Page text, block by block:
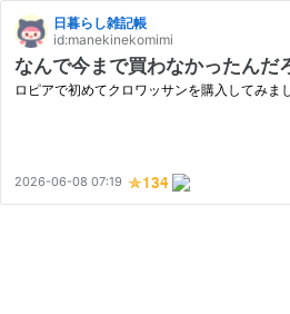
日暮らし雑記帳
id:manekinekomimi
なんで今まで買わなかったんだ
ロピアで初めてクロワッサンを購入してみま
2026-06-08 07:19